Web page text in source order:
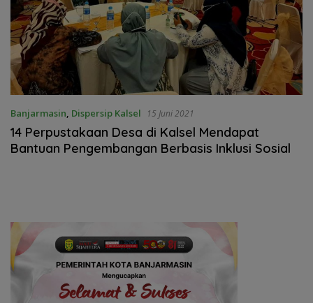
Banjarmasin, Dispersip Kalsel 15 Juni 2021
14 Perpustakaan Desa di Kalsel Mendapat
Bantuan Pengembangan Berbasis Inklusi Sosial